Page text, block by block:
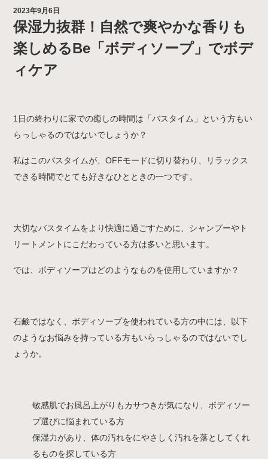
2023年9月6日
保湿力抜群！自然で爽やかな香りも
楽しめるBe「ボディソープ」でボデ
ィケア
1日の終わりに家での癒しの時間は「バスタイム」という方もい
らっしゃるのではないでしょうか？
私はこのバスタイムが、OFFモードに切り替わり、リラックス
できる時間でとても好きなひとときの一つです。
大切なバスタイムをより快適に過ごすために、シャンプーやト
リートメントにこだわっている方は多いと思います。
では、ボディソープはどのようなものを使用していますか？
石鹸ではなく、ボディソープを使われている方の中には、以下
のようなお悩みを持っている方もいらっしゃるのではないでし
ょうか。
敏感肌でお風呂上がりもカサつきが気になり、ボディソー
プ選びに悩まれている方
保湿力があり、体の汚れをにやさしく汚れを落としてくれ
るものを探している方